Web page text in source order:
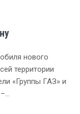
нового
территории
«Группы ГАЗ» и